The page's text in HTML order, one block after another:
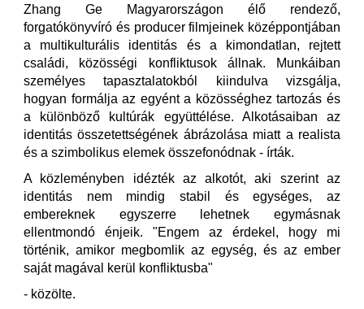
Zhang Ge Magyarországon élő rendező,
forgatókönyvíró és producer filmjeinek középpontjában
a multikulturális identitás és a kimondatlan, rejtett
családi, közösségi konfliktusok állnak. Munkáiban
személyes tapasztalatokból kiindulva vizsgálja,
hogyan formálja az egyént a közösséghez tartozás és
a különböző kultúrák együttélése. Alkotásaiban az
identitás összetettségének ábrázolása miatt a realista
és a szimbolikus elemek összefonódnak - írták.
A közleményben idézték az alkotót, aki szerint az
identitás nem mindig stabil és egységes, az
embereknek egyszerre lehetnek egymásnak
ellentmondó énjeik. "Engem az érdekel, hogy mi
történik, amikor megbomlik az egység, és az ember
saját magával kerül konfliktusba"
- közölte.